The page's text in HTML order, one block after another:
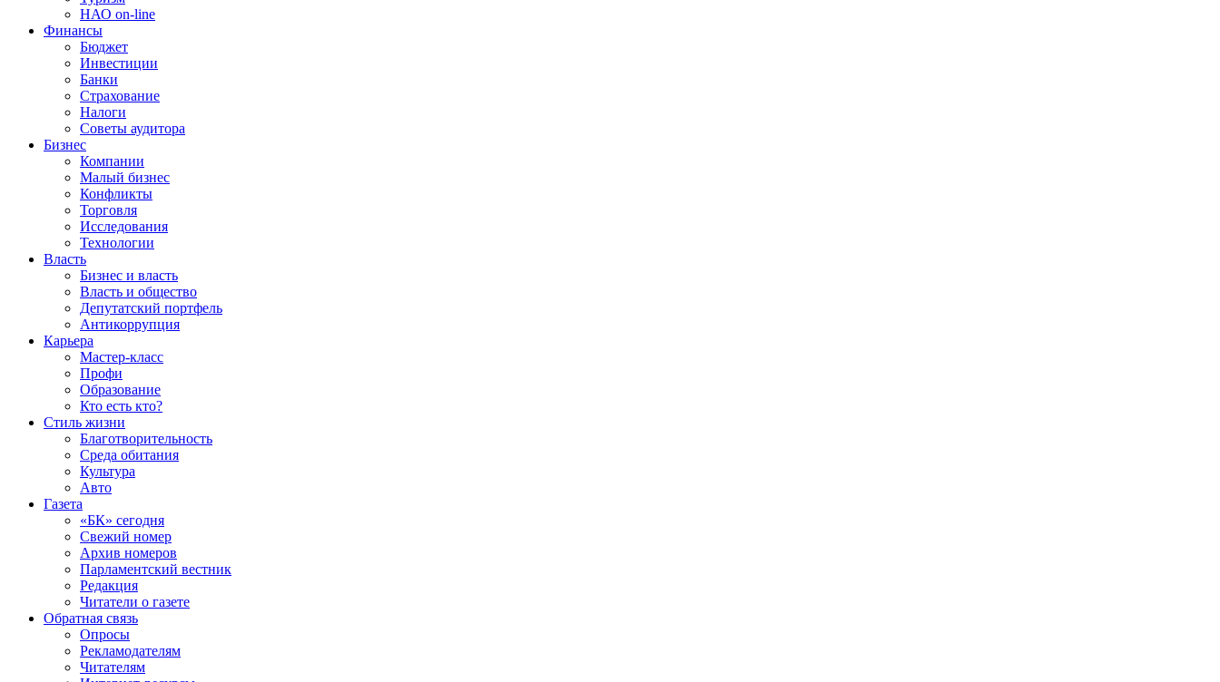
НАО on-line
Финансы
Бюджет
Инвестиции
Банки
Страхование
Налоги
Советы аудитора
Бизнес
Компании
Малый бизнес
Конфликты
Торговля
Исследования
Технологии
Власть
Бизнес и власть
Власть и общество
Депутатский портфель
Антикоррупция
Карьера
Мастер-класс
Профи
Образование
Кто есть кто?
Стиль жизни
Благотворительность
Среда обитания
Культура
Авто
Газета
«БК» сегодня
Свежий номер
Архив номеров
Парламентский вестник
Редакция
Читатели о газете
Обратная связь
Опросы
Рекламодателям
Читателям